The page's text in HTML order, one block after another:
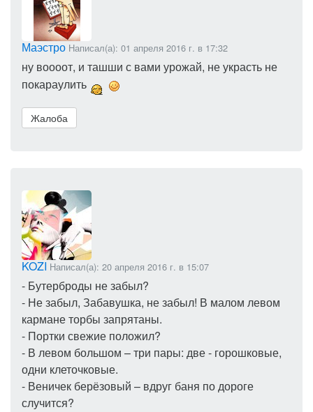
Маэстро Написал(а): 01 апреля 2016 г. в 17:32
ну воооот, и ташши с вами урожай, не украсть не
покараулить
Жалоба
KOZI Написал(а): 20 апреля 2016 г. в 15:07
- Бутерброды не забыл?
- Не забыл, Забавушка, не забыл! В малом левом
кармане торбы запрятаны.
- Портки свежие положил?
- В левом большом – три пары: две - горошковые,
одни клеточковые.
- Веничек берёзовый – вдруг баня по дороге
случится?